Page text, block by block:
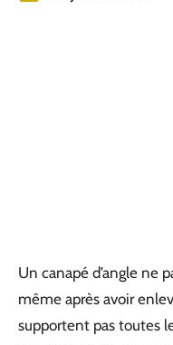
Un canapé d’angle ne
même après avoir
supportent pas toutes